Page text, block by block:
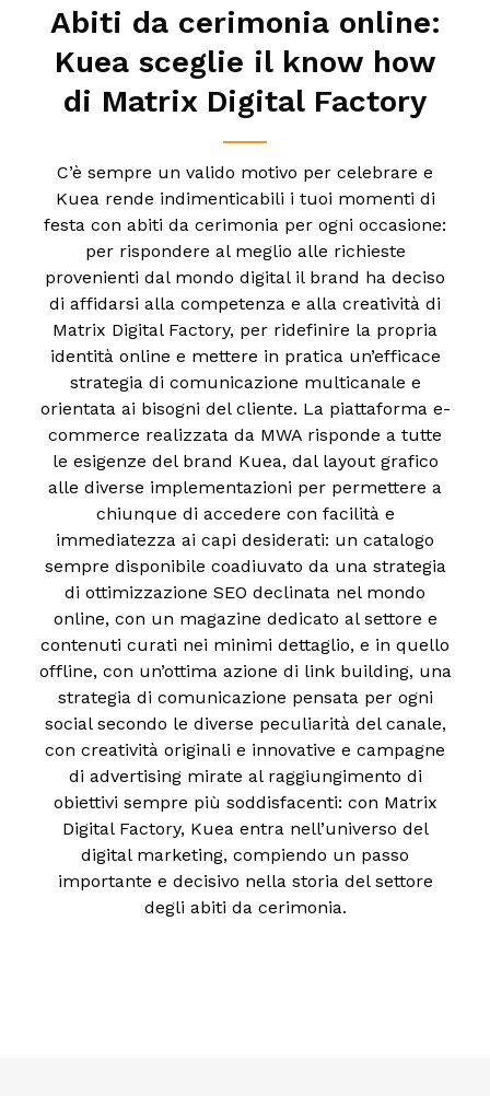
Abiti da cerimonia online:
Kuea sceglie il know how
di Matrix Digital Factory
C’è sempre un valido motivo per celebrare e
Kuea rende indimenticabili i tuoi momenti di
festa con abiti da cerimonia per ogni occasione:
per rispondere al meglio alle richieste
provenienti dal mondo digital il brand ha deciso
di affidarsi alla competenza e alla creatività di
Matrix Digital Factory, per ridefinire la propria
identità online e mettere in pratica un’efficace
strategia di comunicazione multicanale e
orientata ai bisogni del cliente. La piattaforma e-
commerce realizzata da MWA risponde a tutte
le esigenze del brand Kuea, dal layout grafico
alle diverse implementazioni per permettere a
chiunque di accedere con facilità e
immediatezza ai capi desiderati: un catalogo
sempre disponibile coadiuvato da una strategia
di ottimizzazione SEO declinata nel mondo
online, con un magazine dedicato al settore e
contenuti curati nei minimi dettaglio, e in quello
offline, con un’ottima azione di link building, una
strategia di comunicazione pensata per ogni
social secondo le diverse peculiarità del canale,
con creatività originali e innovative e campagne
di advertising mirate al raggiungimento di
obiettivi sempre più soddisfacenti: con Matrix
Digital Factory, Kuea entra nell’universo del
digital marketing, compiendo un passo
importante e decisivo nella storia del settore
degli abiti da cerimonia.